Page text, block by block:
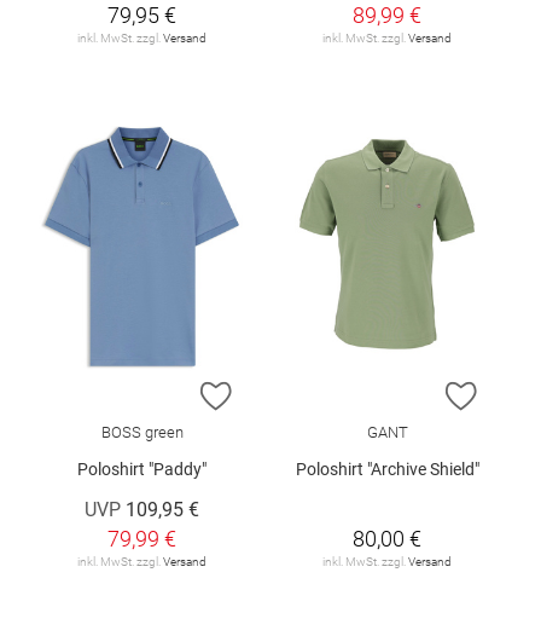
79,95 €
inkl. MwSt. zzgl.Versand
89,99 €
inkl. MwSt. zzgl.Versand
ZUR WUNSCHLISTE HINZUFÜGEN
BOSS green
Poloshirt "Paddy"
UVP 109,95 €
79,99 €
inkl. MwSt. zzgl. Versand
ZUR
GANT
Poloshirt "Archive Shield"
80,00 €
inkl. MwSt. zzgl. Versand